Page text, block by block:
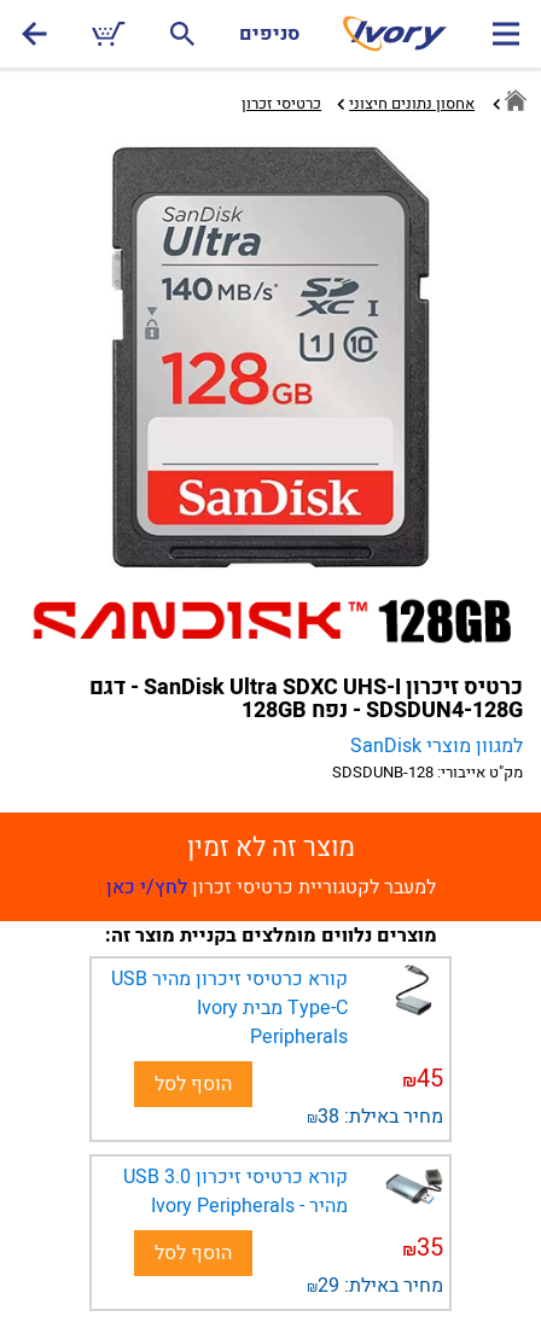
סניפים
אחסון נתונים חיצוני כרטיסי זכרון‏
כרטיס זיכרון SanDisk Ultra SDXC UHS-I - דגם
SDSDUN4-128G - נפח 128GB
למגוון מוצרי SanDisk
מק"ט אייבורי: SDSDUNB-128
מוצר זה לא זמין
למעבר לקטגוריית כרטיסי זכרוןלחץ/י כאן
מוצרים נלווים מומלצים בקניית מוצר זה:
קורא כרטיסי זיכרון מהיר USB
Type-C מבית Ivory
Peripherals
45
₪
מחיר באילת: 38
₪
הוסף לסל
קורא כרטיסי זיכרון USB 3.0
מהיר - Ivory Peripherals
35
₪
מחיר באילת: 29
₪
הוסף לסל